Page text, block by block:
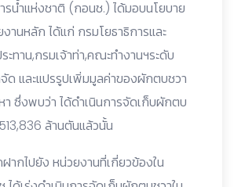
รน้ำแห่งชาติ (กอนช.) ได้มอบนโยบาย
านหลัก ได้แก่ กรมโยธาธิการและ
ะทาน,กรมเจ้าท่า,คณะทำงานฯระดับ
ด และแปรรูปเพิ่มมูลค่าของผักตบชวา
ซึ่งพบว่า ได้ดำเนินการจัดเก็บผักตบ
ล้านตันแล้วนั้น
ากไปยัง หน่วยงานที่เกี่ยวข้องใน